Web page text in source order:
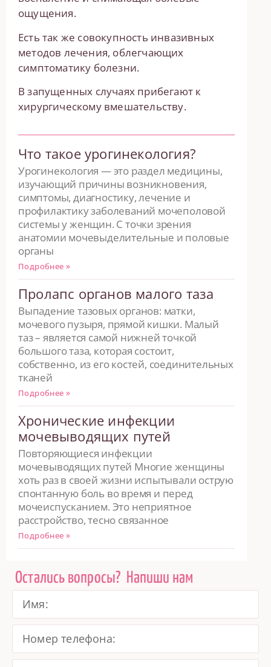
ощущения.
Есть так же совокупность инвазивных
методов лечения, облегчающих
симптоматику болезни.
В запущенных случаях прибегают к
хирургическому вмешательству.
Что такое урогинекология?
Урогинекология — это раздел медицины,
изучающий причины возникновения,
симптомы, диагностику, лечение и
профилактику заболеваний мочеполовой
системы у женщин. С точки зрения
анатомии мочевыделительные и половые
органы
Подробнее »
Пролапс органов малого таза
Выпадение тазовых органов: матки,
мочевого пузыря, прямой кишки. Малый
таз – является самой нижней точкой
большого таза, которая состоит,
собственно, из его костей, соединительных
тканей
Подробнее »
Хронические инфекции
мочевыводящих путей
Повторяющиеся инфекции
мочевыводящих путей Многие женщины
хоть раз в своей жизни испытывали острую
спонтанную боль во время и перед
мочеиспусканием. Это неприятное
расстройство, тесно связанное
Подробнее »
Остались вопросы? Напиши нам